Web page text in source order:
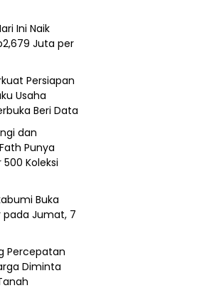
Ini Naik
Juta per
Persiapan
Usaha
Beri Data
dan
Punya
Koleksi
Buka
pada Jumat, 7
Percepatan
Diminta